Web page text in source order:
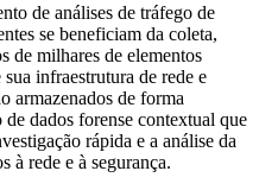
de análises de tráfego de
se beneficiam da coleta,
de milhares de elementos
infraestrutura de rede e
armazenados de forma
dados forense contextual que
rápida e a análise da
à rede e à segurança.